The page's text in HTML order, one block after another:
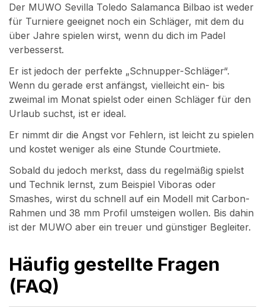
Der MUWO Sevilla Toledo Salamanca Bilbao ist weder
für Turniere geeignet noch ein Schläger, mit dem du
über Jahre spielen wirst, wenn du dich im Padel
verbesserst.
Er ist jedoch der perfekte „Schnupper-Schläger“.
Wenn du gerade erst anfängst, vielleicht ein- bis
zweimal im Monat spielst oder einen Schläger für den
Urlaub suchst, ist er ideal.
Er nimmt dir die Angst vor Fehlern, ist leicht zu spielen
und kostet weniger als eine Stunde Courtmiete.
Sobald du jedoch merkst, dass du regelmäßig spielst
und Technik lernst, zum Beispiel Viboras oder
Smashes, wirst du schnell auf ein Modell mit Carbon-
Rahmen und 38 mm Profil umsteigen wollen. Bis dahin
ist der MUWO aber ein treuer und günstiger Begleiter.
Häufig gestellte Fragen
(FAQ)